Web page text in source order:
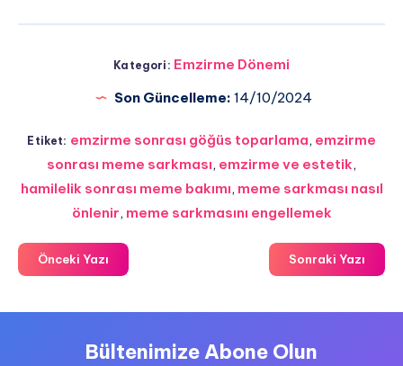
Kategori: Emzirme Dönemi
Son Güncelleme: 14/10/2024
Etiket: emzirme sonrası göğüs toparlama, emzirme
sonrası meme sarkması, emzirme ve estetik,
hamilelik sonrası meme bakımı, meme sarkması nasıl
önlenir, meme sarkmasını engellemek
Önceki Yazı Sonraki Yazı
Bültenimize Abone Olun